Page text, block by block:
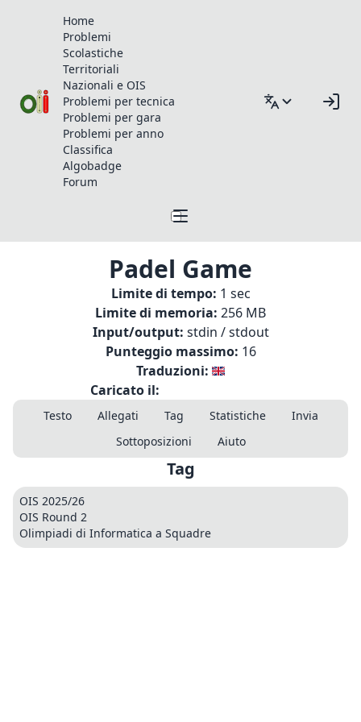
Home
Problemi
Scolastiche
Territoriali
Nazionali e OIS
Problemi per tecnica
Problemi per gara
Problemi per anno
Classifica
Algobadge
Forum
Padel Game
Limite di tempo: 1 sec
Limite di memoria: 256 MB
Input/output: stdin / stdout
Punteggio massimo: 16
Traduzioni:
Caricato il:
Testo Allegati Tag Statistiche
Invia
Sottoposizioni
Aiuto
Tag
OIS 2025/26
OIS Round 2
Olimpiadi di Informatica a Squadre